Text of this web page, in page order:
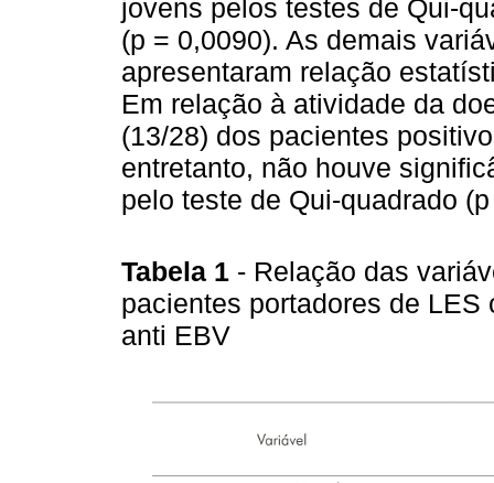
jovens pelos testes de Qui-
(p = 0,0090). As demais
apresentaram relação
Em relação à atividade da
(13/28) dos pacientes
entretanto, não houve
pelo teste de Qui-quadrado
Tabela 1 - Relação das
pacientes portadores de
anti EBV